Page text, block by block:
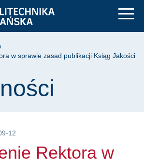
w sprawie zasad publikacji Ksiąg Jakości
12
Rektora w